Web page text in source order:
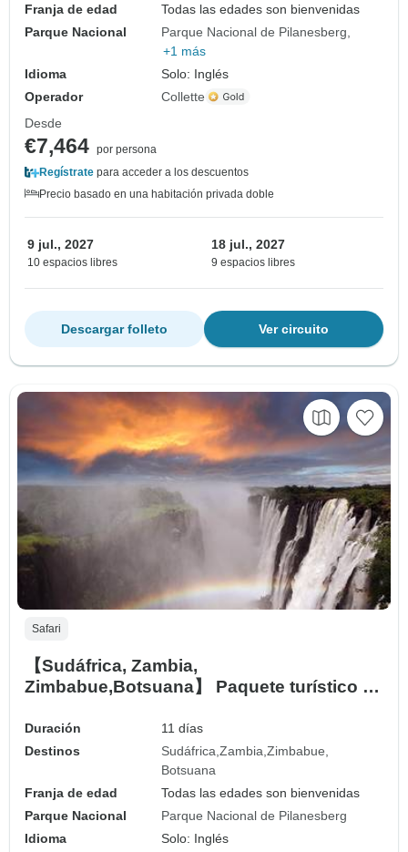
Franja de edad
Todas las edades son bienvenidas
Parque Nacional
Parque Nacional de Pilanesberg
+1 más
Idioma
Solo: Inglés
Operador
Collette
Desde
€7,464 por persona
Regístrate para acceder a los descuentos
Precio basado en una habitación privada doble
9 jul., 2027
10 espacios libres
18 jul., 2027
9 espacios libres
Ver circuito
Descargar folleto
Safari
【Sudáfrica, Zambia,
Zimbabue,Botsuana】 Paquete turístico de
Pilanesberg y Cataratas Victoria,Parque
Nacional de Chobe
Duración
11 días
Destinos
Sudáfrica Zambia Zimbabue
Botsuana
Franja de edad
Todas las edades son bienvenidas
Parque Nacional
Parque Nacional de Pilanesberg
Idioma
Solo: Inglés